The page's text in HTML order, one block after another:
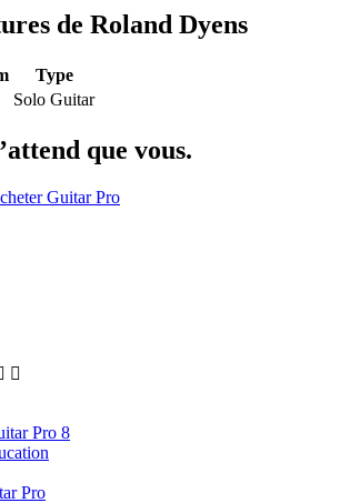
de Roland Dyens
Type
Solo Guitar
que vous.
Guitar Pro

Pro 8
Pro